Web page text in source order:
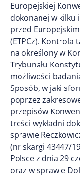
Europejskiej
dokonanej w kilku
przed Europejskim
(ETPCz). Kontrola
na określony w
Trybunału
możliwości
Sposób, w jaki
poprzez
przepisów
treści wykładni
sprawie
(nr skargi 43447/
Polsce z dnia 29
oraz w sprawie